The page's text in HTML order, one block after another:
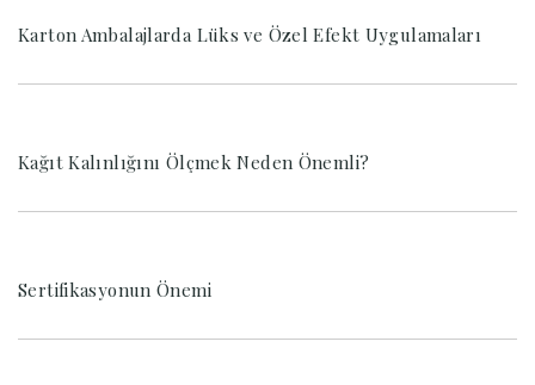
Karton Ambalajlarda Lüks ve Özel Efekt Uygulamaları
Kağıt Kalınlığını Ölçmek Neden Önemli?
Sertifikasyonun Önemi